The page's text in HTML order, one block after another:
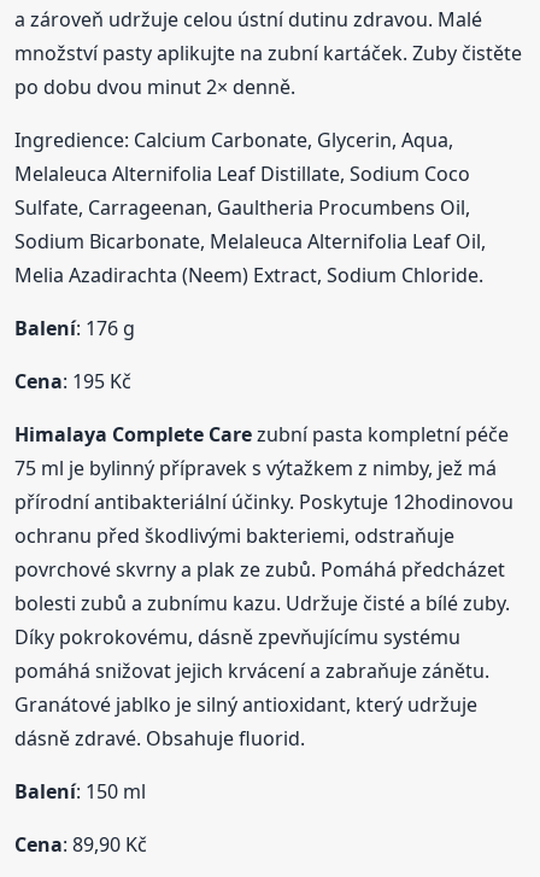
a zároveň udržuje celou ústní dutinu zdravou. Malé
množství pasty aplikujte na zubní kartáček. Zuby čistěte
po dobu dvou minut 2× denně.
Ingredience: Calcium Carbonate, Glycerin, Aqua,
Melaleuca Alternifolia Leaf Distillate, Sodium Coco
Sulfate, Carrageenan, Gaultheria Procumbens Oil,
Sodium Bicarbonate, Melaleuca Alternifolia Leaf Oil,
Melia Azadirachta (Neem) Extract, Sodium Chloride.
Balení: 176 g
Cena: 195 Kč
Himalaya Complete Carezubní pasta kompletní péče
75 ml je bylinný přípravek s výtažkem z nimby, jež má
přírodní antibakteriální účinky. Poskytuje 12hodinovou
ochranu před škodlivými bakteriemi, odstraňuje
povrchové skvrny a plak ze zubů. Pomáhá předcházet
bolesti zubů a zubnímu kazu. Udržuje čisté a bílé zuby.
Díky pokrokovému, dásně zpevňujícímu systému
pomáhá snižovat jejich krvácení a zabraňuje zánětu.
Granátové jablko je silný antioxidant, který udržuje
dásně zdravé. Obsahuje fluorid.
Balení: 150 ml
Cena: 89,90 Kč